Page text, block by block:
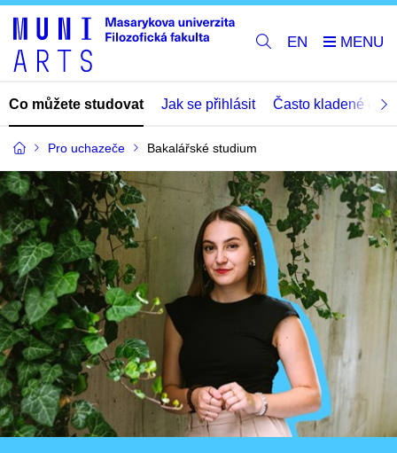
EN
Co můžete studovat Jak se přihlásit Často kladené
Pro uchazeče Bakalářské studium